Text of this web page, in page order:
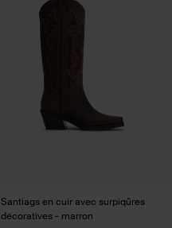
Santiags en cuir avec surpiqûres
décoratives - marron